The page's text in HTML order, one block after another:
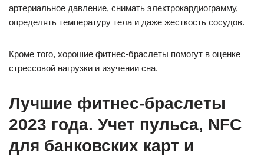
артериальное давление, снимать электрокардиограмму,
определять температуру тела и даже жесткость сосудов.
Кроме того, хорошие фитнес-браслеты помогут в оценке
стрессовой нагрузки и изучении сна.
Лучшие фитнес-браслеты
2023 года. Учет пульса, NFC
для банковских карт и